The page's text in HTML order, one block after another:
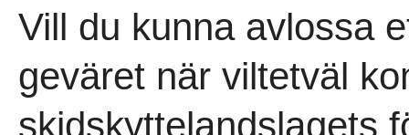
Vill du kunna avlossa
geväret när viltetväl
skidskyttelandslagets